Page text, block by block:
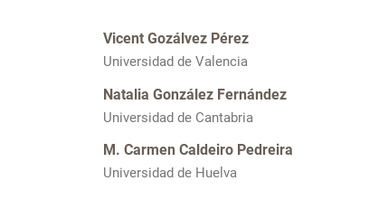
Vicent Gozálvez Pérez
Universidad de Valencia
Natalia González Fernández
Universidad de Cantabria
M. Carmen Caldeiro Pedreira
Universidad de Huelva